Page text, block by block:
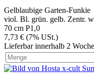
Gelblaubige Garten-Funkie
viol. Bl. grün. gelb. Zentr.
70 cm P1,0
7,73 € (7% USt.)
Lieferbar innerhalb 2